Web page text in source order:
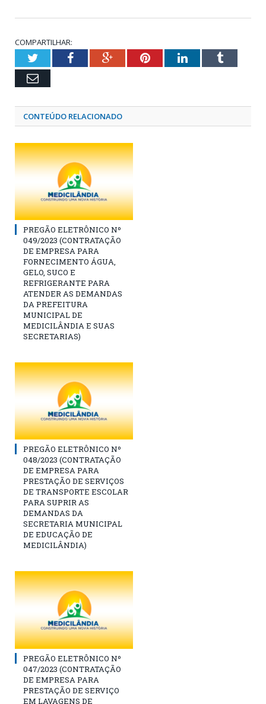
COMPARTILHAR:
TwitterFacebookGoogle+PinterestLinkedInTumblr
Email
CONTEÚDO RELACIONADO
PREGÃO ELETRÔNICO Nº
049/2023 (CONTRATAÇÃO
DE EMPRESA PARA
FORNECIMENTO ÁGUA,
GELO, SUCO E
REFRIGERANTE PARA
ATENDER AS DEMANDAS
DA PREFEITURA
MUNICIPAL DE
MEDICILÂNDIA E SUAS
SECRETARIAS)
PREGÃO ELETRÔNICO Nº
048/2023 (CONTRATAÇÃO
DE EMPRESA PARA
PRESTAÇÃO DE SERVIÇOS
DE TRANSPORTE ESCOLAR
PARA SUPRIR AS
DEMANDAS DA
SECRETARIA MUNICIPAL
DE EDUCAÇÃO DE
MEDICILÂNDIA)
PREGÃO ELETRÔNICO Nº
047/2023 (CONTRATAÇÃO
DE EMPRESA PARA
PRESTAÇÃO DE SERVIÇO
EM LAVAGENS DE